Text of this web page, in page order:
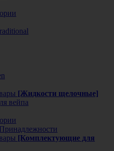
[Жидкости щелочные]
вейпа
[Комплектующие для